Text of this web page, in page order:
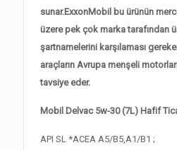
sunar.ExxonMobil bu ürünün
üzere pek çok marka tarafından
şartnamelerini karşılaması
araçların Avrupa menşeli
tavsiye eder.
Mobil Delvac 5w-30 (7L) Hafif
API SL *ACEA A5/B5,A1/B1 ;